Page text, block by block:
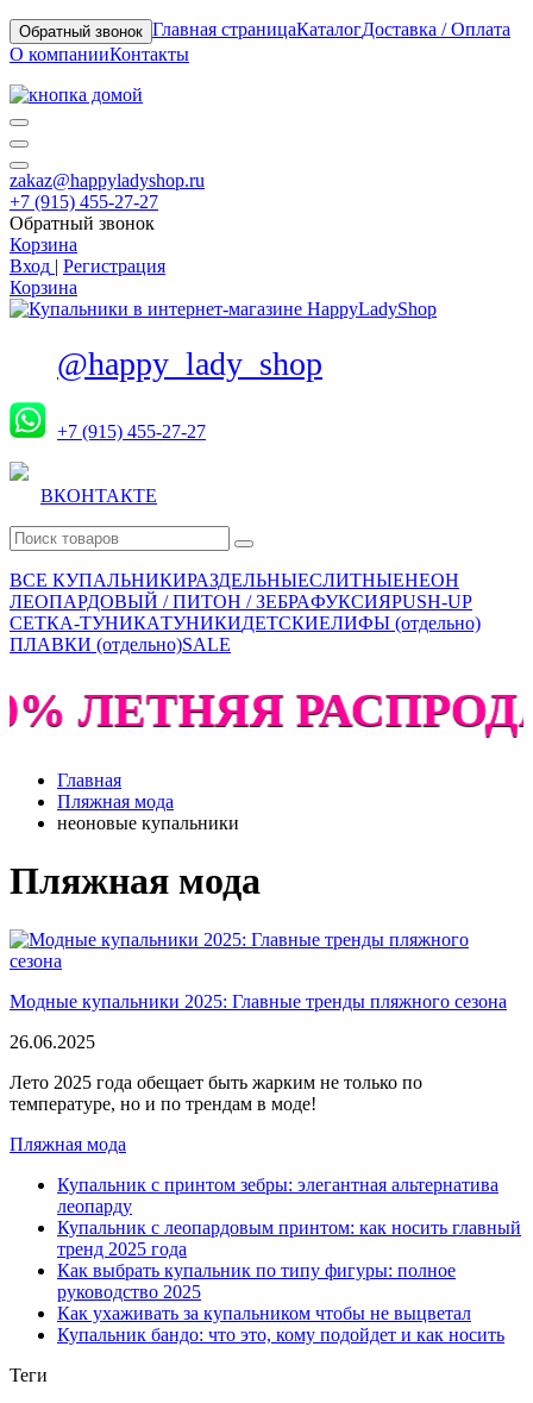
Обратный звонок Главная страницаКаталогДоставка / Оплата
О компанииКонтакты
zakaz@happyladyshop.ru
+7 (915) 455-27-27
Обратный звонок
Корзина
Вход | Регистрация
Корзина
@happy_lady_shop
+7 (915) 455-27-27
ВКОНТАКТЕ
ВСЕ КУПАЛЬНИКИРАЗДЕЛЬНЫЕСЛИТНЫЕНЕОН
ЛЕОПАРДОВЫЙ / ПИТОН / ЗЕБРАФУКСИЯPUSH-UP
СЕТКА-ТУНИКАТУНИКИДЕТСКИЕЛИФЫ (отдельно)
ПЛАВКИ (отдельно)SALE
ЛЕТНЯЯ
Главная
Пляжная мода
неоновые купальники
Пляжная мода
Модные купальники 2025: Главные тренды пляжного сезона
26.06.2025
Лето 2025 года обещает быть жарким не только по
температуре, но и по трендам в моде!
Пляжная мода
Купальник с принтом зебры: элегантная альтернатива
леопарду
Купальник с леопардовым принтом: как носить главный
тренд 2025 года
Как выбрать купальник по типу фигуры: полное
руководство 2025
Как ухаживать за купальником чтобы не выцветал
Купальник бандо: что это, кому подойдет и как носить
Теги